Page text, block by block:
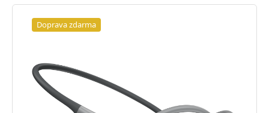
Doprava zdarma